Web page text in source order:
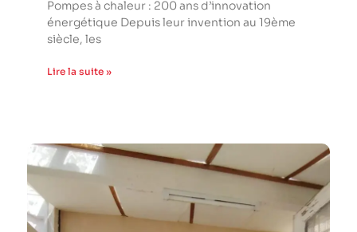
Pompes à chaleur : 200 ans d’innovation
énergétique Depuis leur invention au 19ème
siècle, les
Lire la suite »